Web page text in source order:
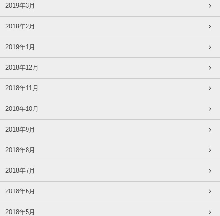
2019年3月
2019年2月
2019年1月
2018年12月
2018年11月
2018年10月
2018年9月
2018年8月
2018年7月
2018年6月
2018年5月